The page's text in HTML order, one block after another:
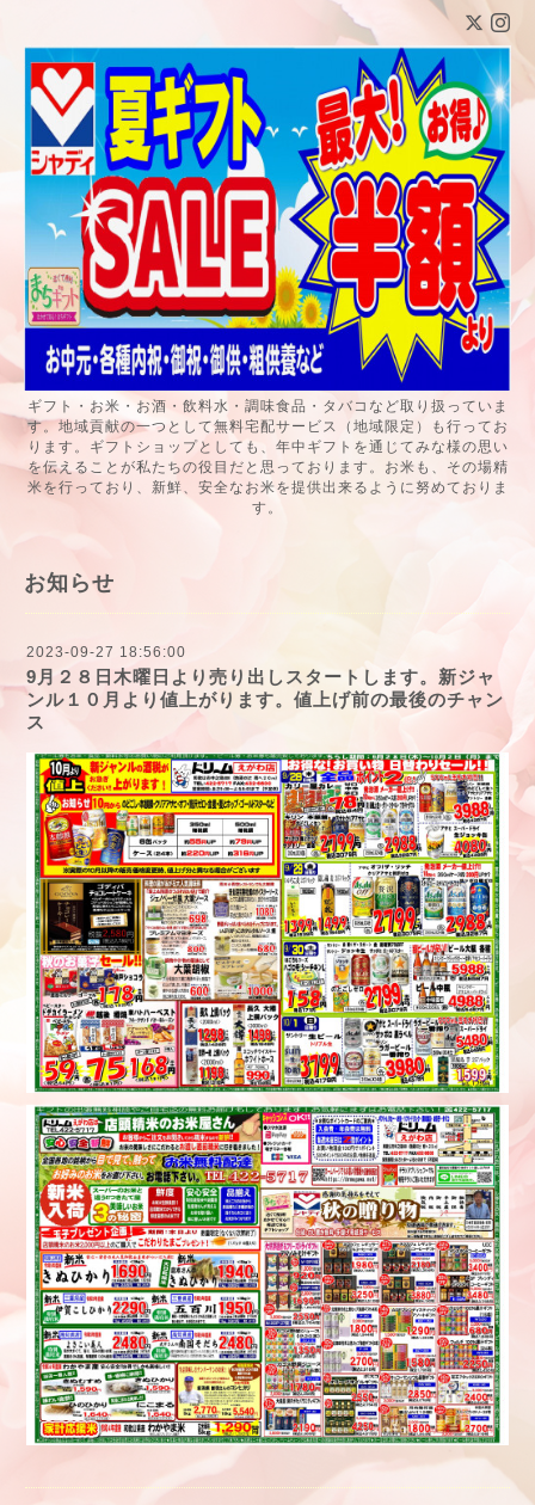
ギフト・お米・お酒・飲料水・調味食品・タバコなど取り扱っていま
す。地域貢献の一つとして無料宅配サービス（地域限定）も行ってお
ります。ギフトショップとしても、年中ギフトを通じてみな様の思い
を伝えることが私たちの役目だと思っております。お米も、その場精
米を行っており、新鮮、安全なお米を提供出来るように努めておりま
す。
お知らせ
2023-09-27 18:56:00
9月２８日木曜日より売り出しスタートします。新ジャ
ンル１０月より値上がります。値上げ前の最後のチャン
ス